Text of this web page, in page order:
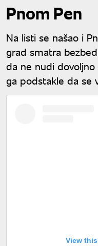
Pnom Pen
Na listi se našao i
grad smatra
da ne nudi
ga podstakle da se
View